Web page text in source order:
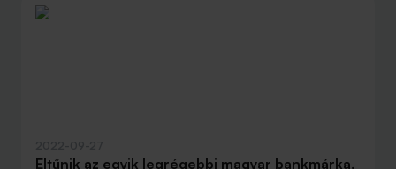
folyósítása, a vállalati hitelezést pedig az NHP Hajrá
segítette.
Eltűnik az egyik legrégebbi magyar bankmárka,